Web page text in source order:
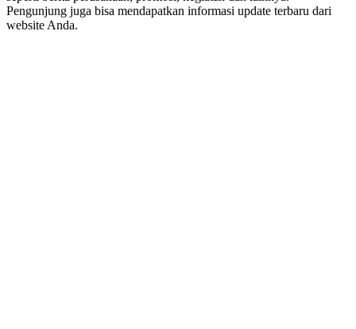
Pengunjung juga bisa mendapatkan informasi update terbaru dari
website Anda.